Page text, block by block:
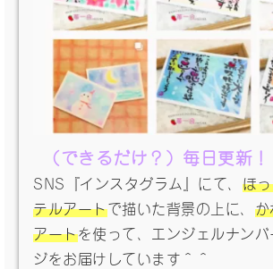
（できるだけ？）毎日更新！
SNS『インスタグラム』にて、 ほ
テルアートで描いた背景の上に、
アートを使って、エンジェルナン
ジをお届けしています＾＾